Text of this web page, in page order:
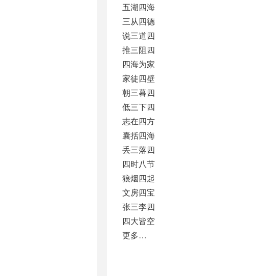
五湖四海
三从四德
说三道四
推三阻四
四海为家
家徒四壁
朝三暮四
低三下四
志在四方
囊括四海
丢三落四
四时八节
狼烟四起
文房四宝
张三李四
四大皆空
更多…